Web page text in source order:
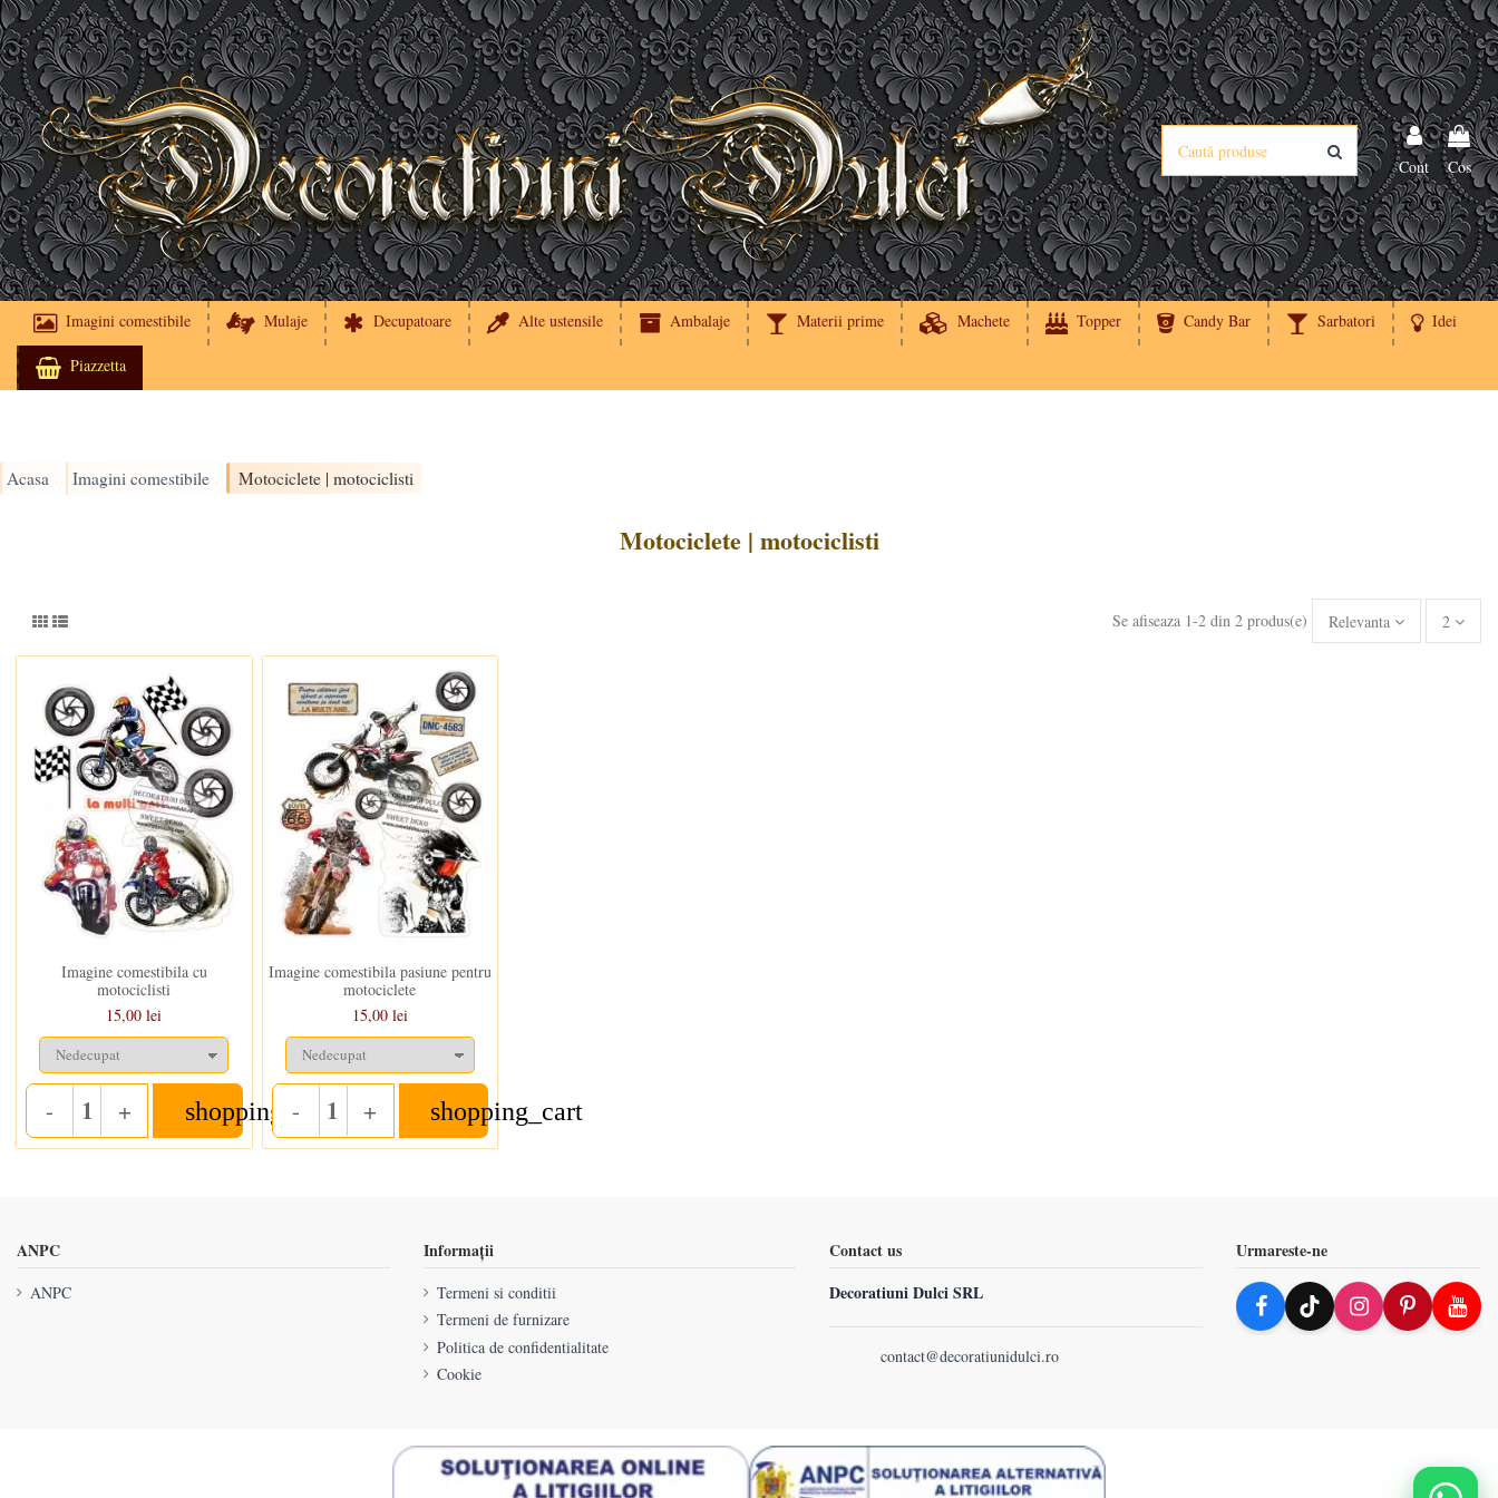
Cont Cos
Imagini comestibile Mulaje Decupatoare Alte ustensile Ambalaje Materii prime Machete Topper Candy Bar Sarbatori Idei
Piazzetta
Acasa Imagini comestibile Motociclete | motociclisti
Motociclete | motociclisti
Se afiseaza 1-2 din 2 produs(e) Relevanta 2
In stoc
Imagine comestibila cu
motociclisti
15,00 lei
- Quantity
+ shopping_cart
In stoc
Imagine comestibila pasiune pentru
motociclete
15,00 lei
- Quantity
+ shopping_cart
ANPC
ANPC
Informații
Termeni si conditii
Termeni de furnizare
Politica de confidentialitate
Cookie
Contact us
Decoratiuni Dulci SRL
contact@decoratiunidulci.ro
Urmareste-ne